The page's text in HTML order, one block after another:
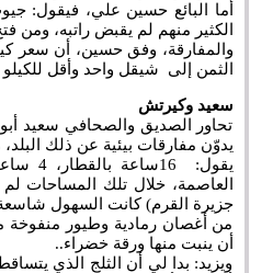
أما البائع حسين علي، فيقول:
الكثير منهم لم يقبض راتبه، ومن
الثمن إلى شيقل واحد وأقل
سعيد وكيرتش
تحاور الصديق والصحافي سعيد
يدوّن مفارقات بيئية عن ذلك
يقول:
العاصمة، خلال تلك المساحات
جزيرة القرم) كانت السهول شاسعة
من أغصان رمادية وطيور منفوخة
أن ينبت منها ورقة خضراء..
ويزيد: بدا لي أن الثلج الذي